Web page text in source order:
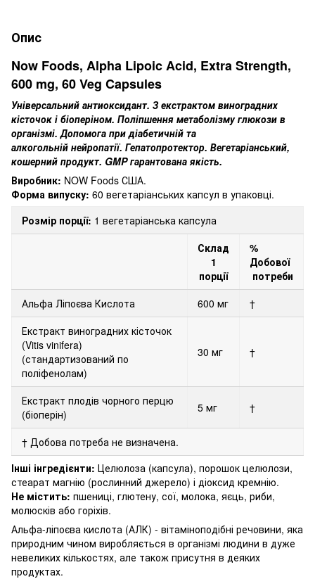
Опис
Now Foods, Alpha Lipoic Acid, Extra Strength,
600 mg, 60 Veg Capsules
Універсальний антиоксидант. З екстрактом виноградних
кісточок і біоперіном. Поліпшення метаболізму глюкози в
організмі.Допомога при діабетичній та
алкогольній нейропатії. Гепатопротектор. Вегетаріанський,
кошерний продукт. GMP гарантована якість.
Виробник: NOW Foods США.
Форма випуску: 60 вегетаріанських капсул в упаковці.
Розмір порції: 1 вегетаріанська капсула
Склад
1
порції
%
Добової
потреби
Альфа Ліпоєва Кислота
600 мг
†
Екстракт виноградних кісточок
(Vitis vinifera)
(стандартизований по
поліфенолам)
30 мг †
Екстракт плодів чорного перцю
(біоперін)
5 мг †
† Добова потреба не визначена.
Інші інгредієнти: Целюлоза (капсула), порошок целюлози,
стеарат магнію (рослинний джерело) і діоксид кремнію.
Не містить: пшениці, глютену, сої, молока, яєць, риби,
молюсків або горіхів.
Альфа-ліпоєва кислота (АЛК) - вітаміноподібні речовини, яка
природним чином виробляється в організмі людини в дуже
невеликих кількостях, але також присутня в деяких
продуктах.